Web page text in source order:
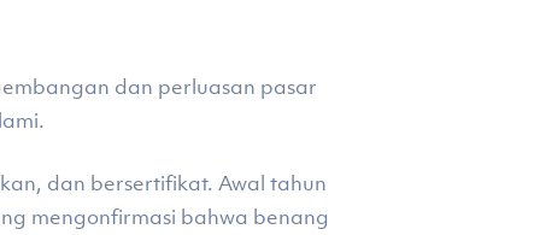
dan perluasan pasar
dan bersertifikat. Awal tahun
mengonfirmasi bahwa benang